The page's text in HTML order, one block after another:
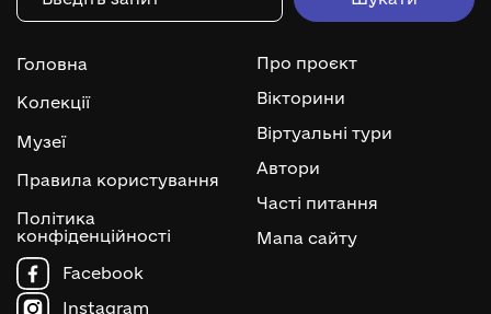
Головна
Колекції
Музеї
Правила користування
Політика
конфіденційності
Про проєкт
Вікторини
Віртуальні тури
Автори
Часті питання
Мапа сайту
Facebook
Instagram